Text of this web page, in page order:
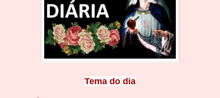
Tema do dia